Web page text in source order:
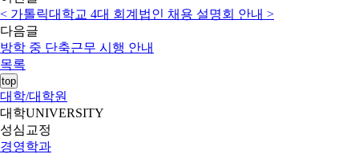
< 가톨릭대학교 4대 회계법인 채용 설명회 안내 >
다음글
방학 중 단축근무 시행 안내
목록
top
대학/대학원
대학UNIVERSITY
성심교정
경영학과